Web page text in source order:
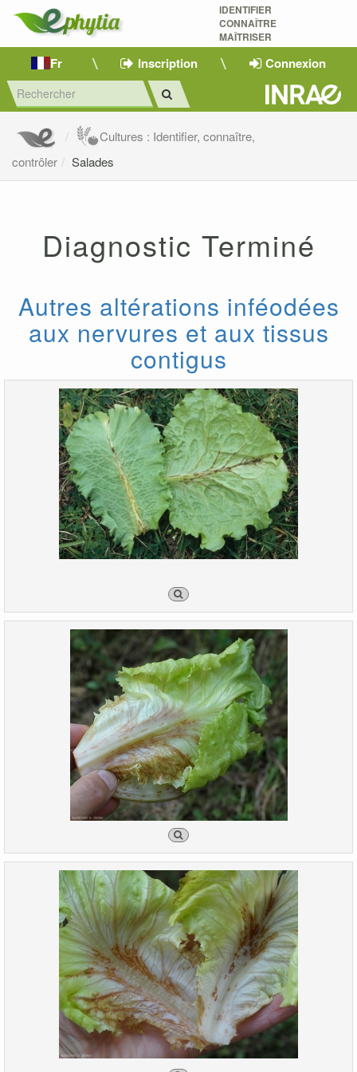
IDENTIFIER
CONNAÎTRE
MAÎTRISER
Fr Inscription Connexion
Cultures : Identifier, connaître,
contrôler
Salades
Diagnostic Terminé
Autres altérations inféodées
aux nervures et aux tissus
contigus